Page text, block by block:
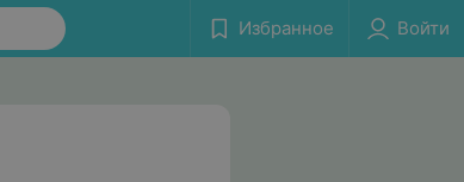
Избранное Войти